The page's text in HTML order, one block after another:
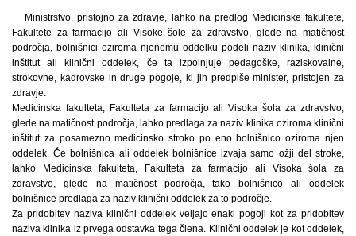
Ministrstvo, pristojno za zdravje, lahko na predlog Medicinske fakultete,
Fakultete za farmacijo ali Visoke šole za zdravstvo, glede na matičnost
področja, bolnišnici oziroma njenemu oddelku podeli naziv klinika, klinični
inštitut ali klinični oddelek, če ta izpolnjuje pedagoške, raziskovalne,
strokovne, kadrovske in druge pogoje, ki jih predpiše minister, pristojen za
zdravje.
Medicinska fakulteta, Fakulteta za farmacijo ali Visoka šola za zdravstvo,
glede na matičnost področja, lahko predlaga za naziv klinika oziroma klinični
inštitut za posamezno medicinsko stroko po eno bolnišnico oziroma njen
oddelek. Če bolnišnica ali oddelek bolnišnice izvaja samo ožji del stroke,
lahko Medicinska fakulteta, Fakulteta za farmacijo ali Visoka šola za
zdravstvo, glede na matičnost področja, tako bolnišnico ali oddelek
bolnišnice predlaga za naziv klinični oddelek za to področje.
Za pridobitev naziva klinični oddelek veljajo enaki pogoji kot za pridobitev
naziva klinika iz prvega odstavka tega člena. Klinični oddelek je kot oddelek,